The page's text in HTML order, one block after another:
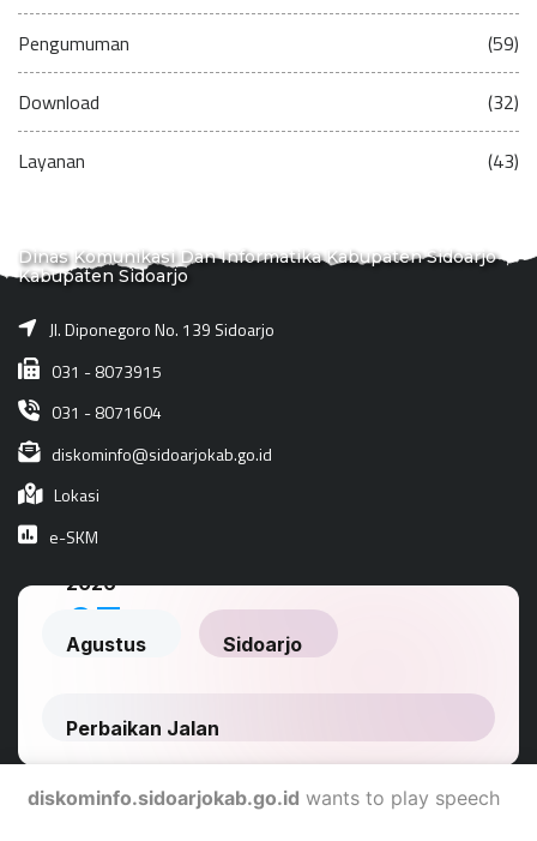
Pengumuman (59)
Download (32)
Layanan (43)
Dinas Komunikasi Dan Informatika Kabupaten Sidoarjo
Kabupaten Sidoarjo
Jl. Diponegoro No. 139 Sidoarjo
031 - 8073915
031 - 8071604
diskominfo@sidoarjokab.go.id
Lokasi
e-SKM
diskominfo.sidoarjokab.go.id wants to play speech